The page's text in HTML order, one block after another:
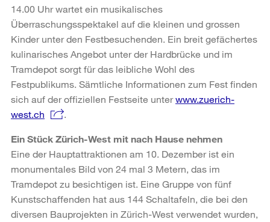
14.00 Uhr wartet ein musikalisches
Überraschungsspektakel auf die kleinen und grossen
Kinder unter den Festbesuchenden. Ein breit gefächertes
kulinarisches Angebot unter der Hardbrücke und im
Tramdepot sorgt für das leibliche Wohl des
Festpublikums. Sämtliche Informationen zum Fest finden
sich auf der offiziellen Festseite unterwww.zuerich-
west.ch
Ein Stück Zürich-West mit nach Hause nehmen
Eine der Hauptattraktionen am 10. Dezember ist ein
monumentales Bild von 24 mal 3 Metern, das im
Tramdepot zu besichtigen ist. Eine Gruppe von fünf
Kunstschaffenden hat aus 144 Schaltafeln, die bei den
diversen Bauprojekten in Zürich-West verwendet wurden,